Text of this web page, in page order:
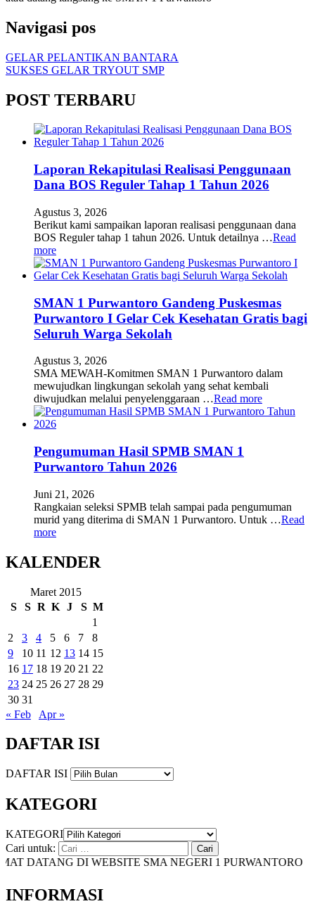
Navigasi pos
GELAR PELANTIKAN BANTARA
SUKSES GELAR TRYOUT SMP
POST TERBARU
Laporan Rekapitulasi Realisasi Penggunaan
Dana BOS Reguler Tahap 1 Tahun 2026
Agustus 3, 2026
Berikut kami sampaikan laporan realisasi penggunaan dana
BOS Reguler tahap 1 tahun 2026. Untuk detailnya …Read
more
SMAN 1 Purwantoro Gandeng Puskesmas
Purwantoro I Gelar Cek Kesehatan Gratis bagi
Seluruh Warga Sekolah
Agustus 3, 2026
SMA MEWAH-Komitmen SMAN 1 Purwantoro dalam
mewujudkan lingkungan sekolah yang sehat kembali
diwujudkan melalui penyelenggaraan …Read more
Pengumuman Hasil SPMB SMAN 1
Purwantoro Tahun 2026
Juni 21, 2026
Rangkaian seleksi SPMB telah sampai pada pengumuman
murid yang diterima di SMAN 1 Purwantoro. Untuk …Read
more
KALENDER
Maret 2015
S
S R K J S M
1
2
3 4 5 6 7
8
9
10 11 12 13 14 15
16 17 18 19 20 21 22
23 24 25 26 27 28 29
30 31
« Feb
Apr »
DAFTAR ISI
DAFTAR ISI
KATEGORI
KATEGORI
Cari untuk:
DATANG DI WEBSITE SMA NEGERI 1 PURWANTORO
INFORMASI